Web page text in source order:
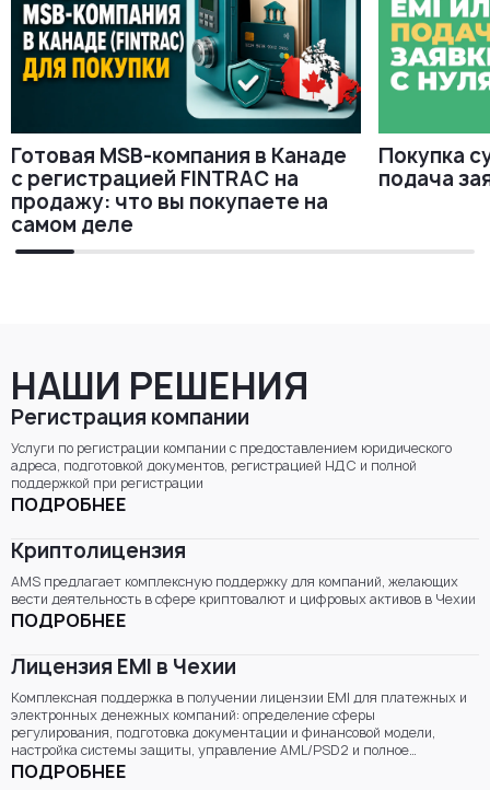
Готовая MSB-компания в Канаде
с регистрацией FINTRAC на
продажу: что вы покупаете на
самом деле
Покупка
подача
НАШИ РЕШЕНИЯ
Регистрация компании
Услуги по регистрации компании с предоставлением юридического
адреса, подготовкой документов, регистрацией НДС и полной
поддержкой при регистрации
ПОДРОБНЕЕ
Криптолицензия
AMS предлагает комплексную поддержку для компаний, желающих
вести деятельность в сфере криптовалют и цифровых активов в Чехии
ПОДРОБНЕЕ
Лицензия EMI в Чехии
Комплексная поддержка в получении лицензии EMI для платежных и
электронных денежных компаний: определение сферы
регулирования, подготовка документации и финансовой модели,
настройка системы защиты, управление AML/PSD2 и полное
управление заявкой в рамках процесса Чешского национального банка.
ПОДРОБНЕЕ